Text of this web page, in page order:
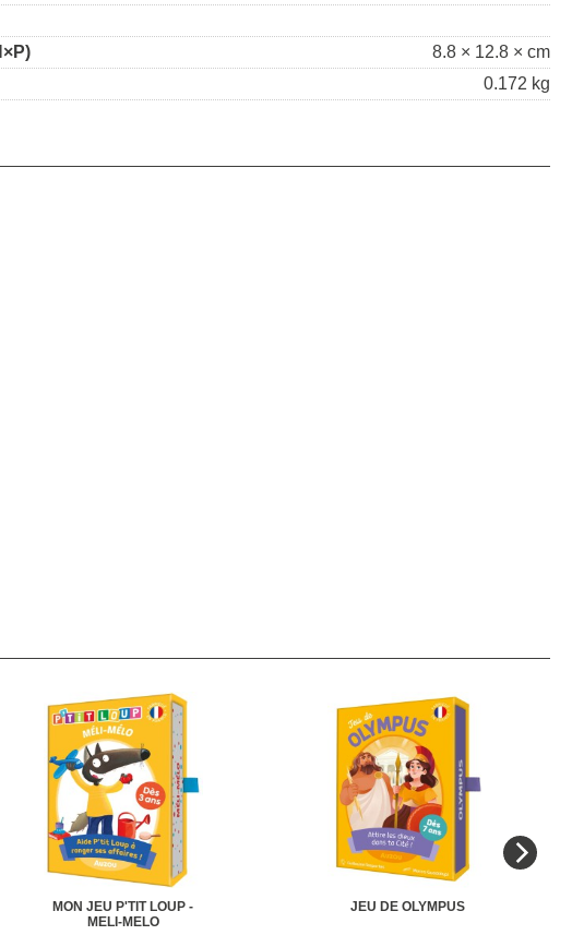
8.8 × 12.8 × cm
0.172 kg
MON JEU P'TIT LOUP -
MELI-MELO
JEU DE OLYMPUS